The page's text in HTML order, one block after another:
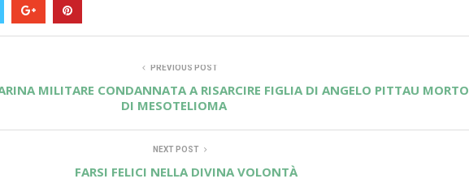
PREVIOUS POST
MILITARE CONDANNATA A RISARCIRE FIGLIA DI ANGELO PITTAU MORTO
DI MESOTELIOMA
NEXT POST
FARSI FELICI NELLA DIVINA VOLONTÀ